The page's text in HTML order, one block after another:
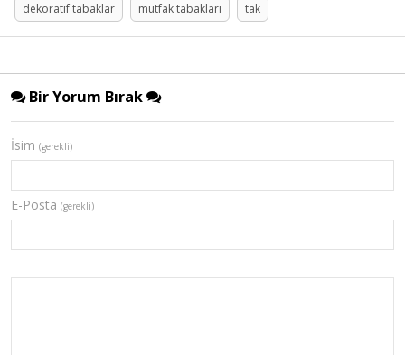
dekoratif tabaklar mutfak tabakları tak
Bir Yorum Bırak
İsim (gerekli)
E-Posta (gerekli)